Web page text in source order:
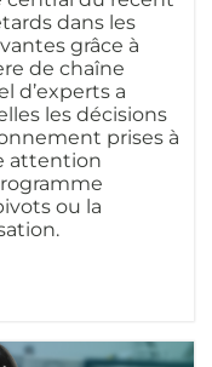
dans les
grâce à
de chaîne
d’experts a
les décisions
prises à
attention
ou la